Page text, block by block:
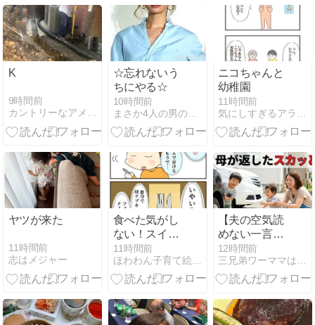
K
9時間前
カントリーなアメリカから
☆忘れないう
ちにやる☆
10時間前
まさか4人の男の子のお母さんになるなんて。
ニコちゃんと
幼稚園
11時間前
気にしすぎるアラフォー絵日記
ヤツが来た
11時間前
志はメジャー
食べた気がし
ない！スイー
ツ②気にな
る！
11時間前
ほわわん子育て絵日記
【夫の空気読
めない一言】
ワンオペ育児
の遊ばせなき
ゃいいじゃ
妻のスカッ
と？一言
12時間前
三兄弟ワーママは元同居嫁